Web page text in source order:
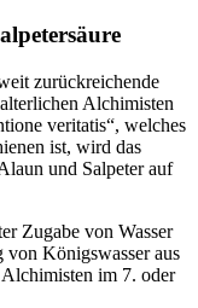
zurückreichende
Alchimisten
veritatis“, welches
ist, wird das
und Salpeter auf
Zugabe von Wasser
von Königswasser aus
Alchimisten im 7. oder